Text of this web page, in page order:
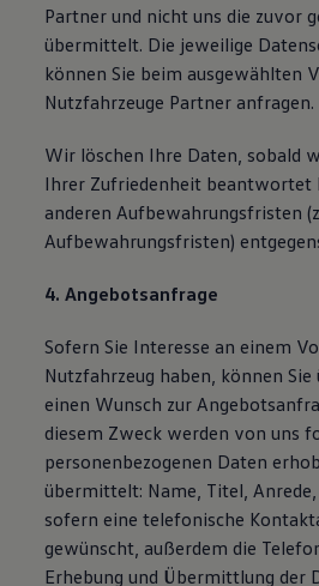
Partner und nicht uns die zuvor
übermittelt. Die jeweilige
können Sie beim ausgewählten
Nutzfahrzeuge Partner anfragen.
Wir löschen Ihre Daten, sobald
Ihrer Zufriedenheit beantwortet
anderen Aufbewahrungsfristen
Aufbewahrungsfristen)
4. Angebotsanfrage
Sofern Sie Interesse an einem
Nutzfahrzeug haben, können
einen Wunsch zur
diesem Zweck werden von uns
personenbezogenen Daten
übermittelt: Name, Titel,
sofern eine telefonische
gewünscht, außerdem die
Erhebung und Übermittlung der